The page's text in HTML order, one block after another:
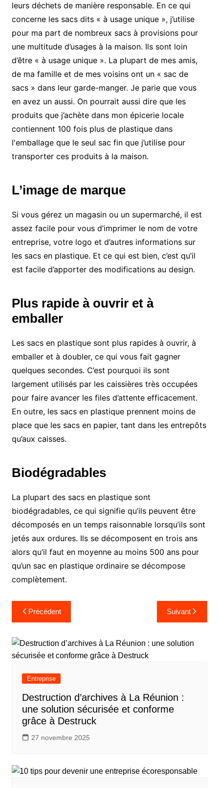
leurs déchets de manière responsable. En ce qui
concerne les sacs dits « à usage unique », j’utilise
pour ma part de nombreux sacs à provisions pour
une multitude d’usages à la maison. Ils sont loin
d’être « à usage unique ». La plupart de mes amis,
de ma famille et de mes voisins ont un « sac de
sacs » dans leur garde-manger. Je parie que vous
en avez un aussi. On pourrait aussi dire que les
produits que j’achète dans mon épicerie locale
contiennent 100 fois plus de plastique dans
l'emballage que le seul sac fin que j’utilise pour
transporter ces produits à la maison.
L’image de marque
Si vous gérez un magasin ou un supermarché, il est
assez facile pour vous d’imprimer le nom de votre
entreprise, votre logo et d’autres informations sur
les sacs en plastique. Et ce qui est bien, c’est qu’il
est facile d’apporter des modifications au design.
Plus rapide à ouvrir et à
emballer
Les sacs en plastique sont plus rapides à ouvrir, à
emballer et à doubler, ce qui vous fait gagner
quelques secondes. C’est pourquoi ils sont
largement utilisés par les caissières très occupées
pour faire avancer les files d’attente efficacement.
En outre, les sacs en plastique prennent moins de
place que les sacs en papier, tant dans les entrepôts
qu’aux caisses.
Biodégradables
La plupart des sacs en plastique sont
biodégradables, ce qui signifie qu’ils peuvent être
décomposés en un temps raisonnable lorsqu’ils sont
jetés aux ordures. Ils se décomposent en trois ans
alors qu’il faut en moyenne au moins 500 ans pour
qu’un sac en plastique ordinaire se décompose
complètement.
Navigation
de
l’article
Précédent Suivant
Entreprise
Destruction d’archives à La Réunion :
une solution sécurisée et conforme
grâce à Destruck
27 novembre 2025